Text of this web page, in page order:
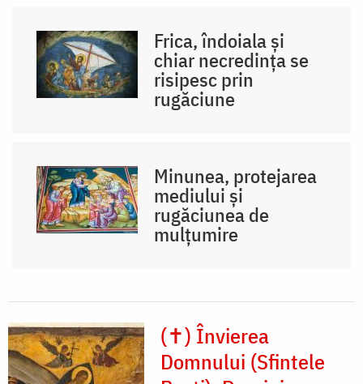
Frica, îndoiala și
chiar necredința se
risipesc prin
rugăciune
Minunea, protejarea
mediului și
rugăciunea de
mulțumire
(✝) Învierea
Domnului (Sfintele